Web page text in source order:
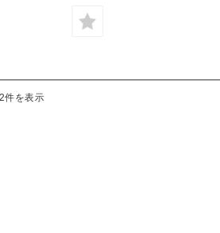
件を表示